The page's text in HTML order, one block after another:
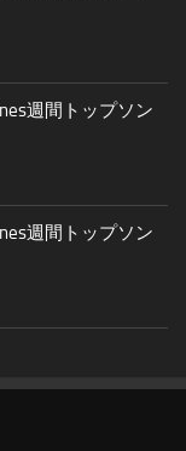
週間トップソン
週間トップソン